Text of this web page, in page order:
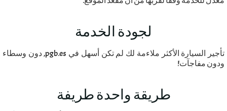
لجودة الخدمة
تأجير السيارة الأكثر ملاءمة لك لم تكن أسهل في pgb.es, دون وسطاء
ودون مفاجآت!
طريقة واحدة طريفة